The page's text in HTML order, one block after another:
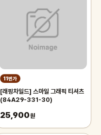
11번가
[래핑차일드] 스마일 그래픽 티셔츠
(84A29-331-30)
25,900원